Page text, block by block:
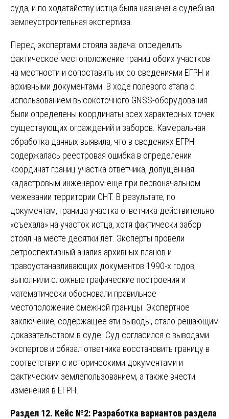
суда, и по ходатайству истца была назначена судебная
землеустроительная экспертиза.
Перед экспертами стояла задача: определить
фактическое местоположение границ обоих участков
на местности и сопоставить их со сведениями ЕГРН и
архивными документами. В ходе полевого этапа с
использованием высокоточного GNSS-оборудования
были определены координаты всех характерных точек
существующих ограждений и заборов. Камеральная
обработка данных выявила, что в сведениях ЕГРН
содержалась реестровая ошибка в определении
координат границ участка ответчика, допущенная
кадастровым инженером еще при первоначальном
межевании территории СНТ. В результате, по
документам, граница участка ответчика действительно
«съехала» на участок истца, хотя фактически забор
стоял на месте десятки лет. Эксперты провели
ретроспективный анализ архивных планов и
правоустанавливающих документов 1990-х годов,
выполнили сложные графические построения и
математически обосновали правильное
местоположение смежной границы. Экспертное
заключение, содержащее эти выводы, стало решающим
доказательством в суде. Суд согласился с выводами
экспертов и обязал ответчика восстановить границу в
соответствии с историческими документами и
фактическим землепользованием, а также внести
изменения в ЕГРН.
Раздел 12. Кейс №2: Разработка вариантов раздела